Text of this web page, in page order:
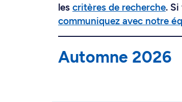
les critères de recherche.
communiquez avec notre
Automne 2026